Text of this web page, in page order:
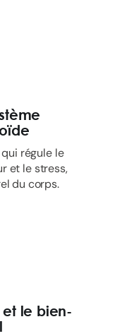
régule le
et le stress,
du corps.
et le bien-